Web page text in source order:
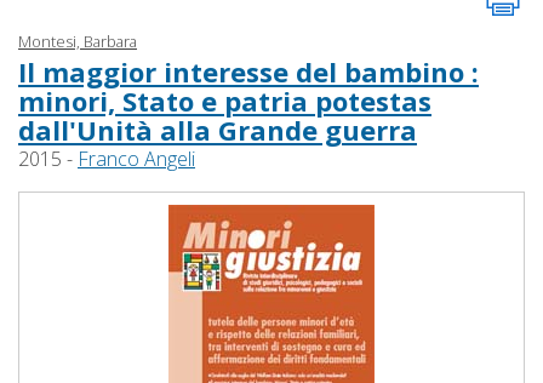
Montesi, Barbara
Il maggior interesse del bambino :
minori, Stato e patria potestas
dall'Unità alla Grande guerra
2015 - Franco Angeli